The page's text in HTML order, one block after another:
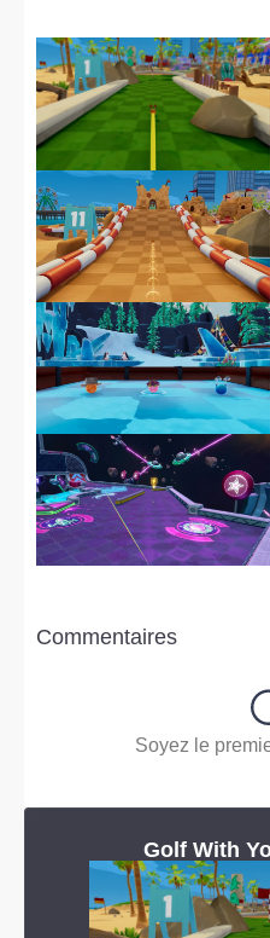
Commentaires
Soyez le
Golf With